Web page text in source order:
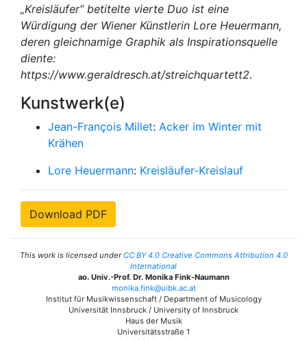
„Kreisläufer“ betitelte vierte Duo ist eine
Würdigung der Wiener Künstlerin Lore Heuermann,
deren gleichnamige Graphik als Inspirationsquelle
diente:
https://www.geraldresch.at/streichquartett2.
Kunstwerk(e)
Jean-François Millet: Acker im Winter mit
Krähen
Lore Heuermann: Kreisläufer-Kreislauf
Download PDF
This work is licensed underCC BY 4.0 Creative Commons Attribution 4.0
International
ao. Univ.-Prof. Dr. Monika Fink-Naumann
monika.fink@uibk.ac.at
Institut für Musikwissenschaft / Department of Musicology
Universität Innsbruck / University of Innsbruck
Haus der Musik
Universitätsstraße 1